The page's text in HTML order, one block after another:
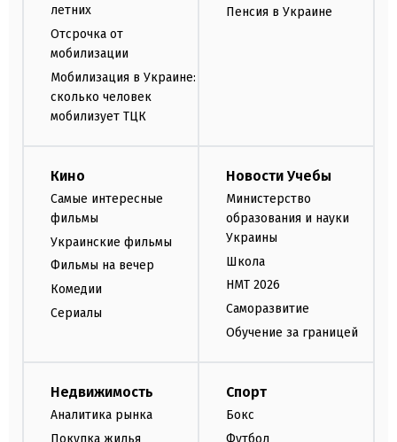
летних
Отсрочка от
мобилизации
Мобилизация в Украине:
сколько человек
мобилизует ТЦК
Пенсия в Украине
Кино
Самые интересные
фильмы
Украинские фильмы
Фильмы на вечер
Комедии
Сериалы
Новости Учебы
Министерство
образования и науки
Украины
Школа
НМТ 2026
Саморазвитие
Обучение за границей
Недвижимость
Аналитика рынка
Покупка жилья
Спорт
Бокс
Футбол